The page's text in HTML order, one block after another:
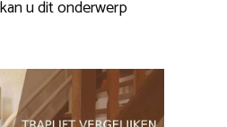
u dit onderwerp